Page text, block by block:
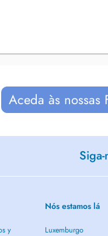
Aceda às nossas
y
Nós estamos lá
Luxemburgo